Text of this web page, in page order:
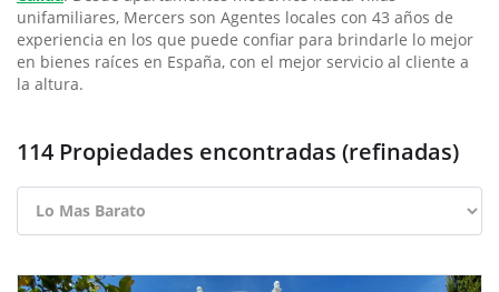
unifamiliares, Mercers son Agentes locales con 43 años de
experiencia en los que puede confiar para brindarle lo mejor
en bienes raíces en España, con el mejor servicio al cliente a
la altura.
114 Propiedades encontradas (refinadas)